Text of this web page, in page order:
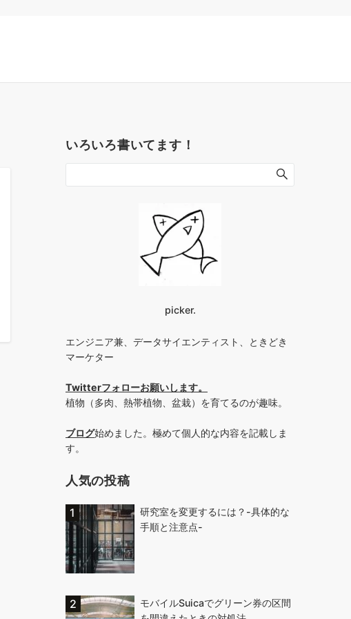
いろいろ書いてます！
picker.
エンジニア兼、データサイエンティスト、ときどき
マーケター
Twitterフォローお願いします。
植物（多肉、熱帯植物、盆栽）を育てるのが趣味。
ブログ始めました。極めて個人的な内容を記載しま
す。
人気の投稿
研究室を変更するには？-具体的な
手順と注意点-
モバイルSuicaでグリーン券の区間